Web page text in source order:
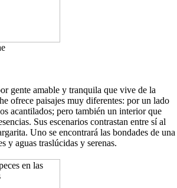
gente amable y tranquila que vive de la
ofrece paisajes muy diferentes: por un lado
acantilados; pero también un interior que
Sus escenarios contrastan entre sí al
Uno se encontrará las bondades de una
y aguas traslúcidas y serenas.